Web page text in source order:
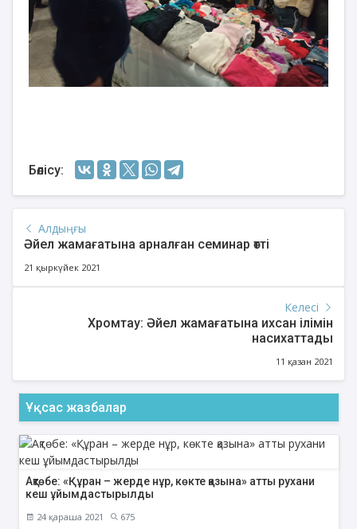
Бөлісу:
Алдыңғы
Әйел жамағатына арналған семинар өтті
21 қыркүйек 2021
Келесі
Хромтау: Әйел жамағатына ихсан ілімін
насихаттады
11 қазан 2021
Ұқсас жазбалар
Ақтөбе: «Құран – жерде нұр, көкте қазына» атты рухани
кеш ұйымдастырылды
24 қараша 2021 675